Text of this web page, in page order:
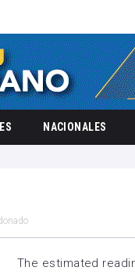
NACIONALES
The estimated